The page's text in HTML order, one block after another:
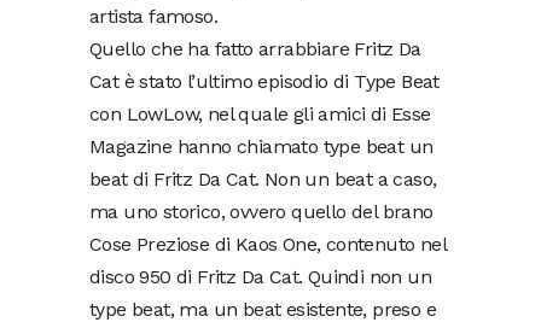
artista famoso.
Quello che ha fatto arrabbiare Fritz Da
Cat è stato l’ultimo episodio di Type Beat
con LowLow, nel quale gli amici di Esse
Magazine hanno chiamato type beat un
beat di Fritz Da Cat. Non un beat a caso,
ma uno storico, ovvero quello del brano
Cose Preziose di Kaos One, contenuto nel
disco 950 di Fritz Da Cat. Quindi non un
type beat, ma un beat esistente, preso e